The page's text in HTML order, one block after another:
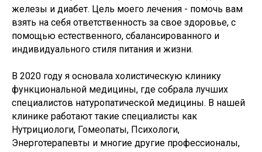
железы и диабет. Цель моего лечения - помочь вам
взять на себя ответственность за свое здоровье, с
помощью естественного, сбалансированного и
индивидуального стиля питания и жизни.
В 2020 году я основала холистическую клинику
функциональной медицины, где собрала лучших
специалистов натуропатической медицины. В нашей
клинике работают такие специалисты как
Нутрициологи, Гомеопаты, Психологи,
Энерготерапевты и многие другие профессионалы,